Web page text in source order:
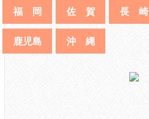
福 岡 佐 賀 長 崎
鹿児島 沖 縄